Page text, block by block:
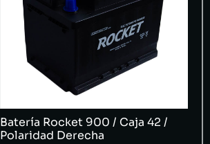
Batería Rocket 900 / Caja 42 /
Polaridad Derecha